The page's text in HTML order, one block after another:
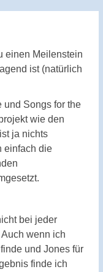
einen Meilenstein
ist (natürlich
und Songs for the
wie den
ja nichts
einfach die
bei jeder
wenn ich
und Jones für
finde ich